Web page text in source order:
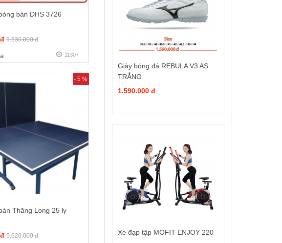
bàn DHS 3726
9.530.000 đ
11307
- 5 %
Thăng Long 25 ly
5.620.000 đ
Giày bóng đá REBULA V3 AS
TRẮNG
1.590.000 đ
Xe đạp tập MOFIT ENJOY 220